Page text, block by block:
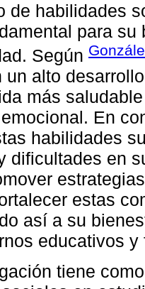
de habilidades
para
Según
un alto
más
En
habilidades
dificultades en
estas
así a su
educativos y
tiene